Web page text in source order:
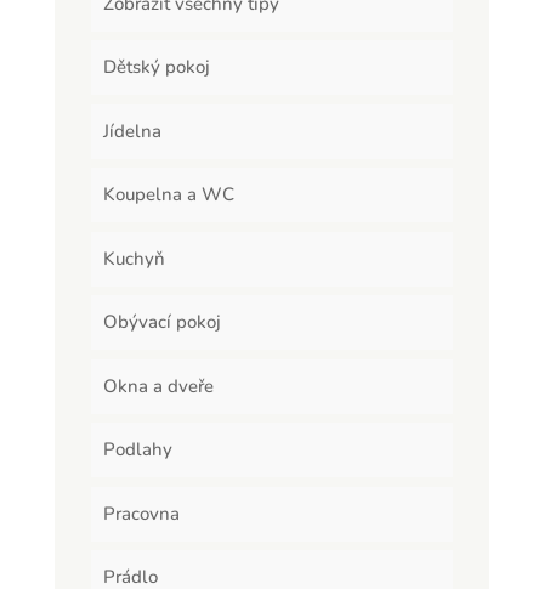
Dětský pokoj
Jídelna
Koupelna a WC
Kuchyň
Obývací pokoj
Okna a dveře
Podlahy
Pracovna
Prádlo